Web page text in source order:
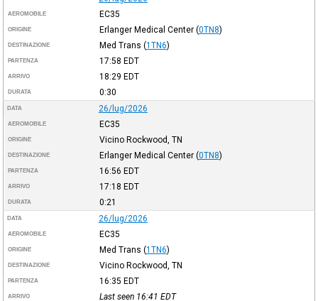
AEROMOBILE EC35
ORIGINE Erlanger Medical Center (0TN8)
DESTINAZIONE Med Trans (1TN6)
PARTENZA 17:58 EDT
ARRIVO 18:29 EDT
DURATA 0:30
DATA 26/lug/2026
AEROMOBILE EC35
ORIGINE Vicino Rockwood, TN
DESTINAZIONE Erlanger Medical Center (0TN8)
PARTENZA 16:56 EDT
ARRIVO 17:18 EDT
DURATA 0:21
DATA 26/lug/2026
AEROMOBILE EC35
ORIGINE Med Trans (1TN6)
DESTINAZIONE Vicino Rockwood, TN
PARTENZA 16:35 EDT
ARRIVO Last seen 16:41 EDT